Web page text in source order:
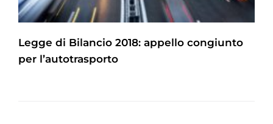
Legge di Bilancio 2018: appello congiunto
per l’autotrasporto